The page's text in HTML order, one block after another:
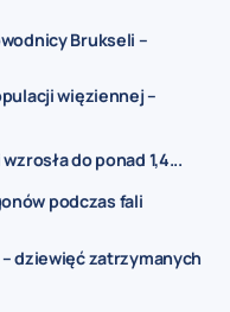
Brukseli –
więziennej –
do ponad 1,4...
podczas fali
dziewięć zatrzymanych